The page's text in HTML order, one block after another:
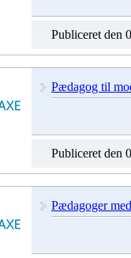
Publiceret den
Pædagog til
Publiceret den
Pædagoger